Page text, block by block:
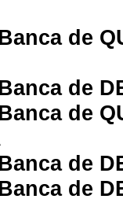
de
de
de
de
de